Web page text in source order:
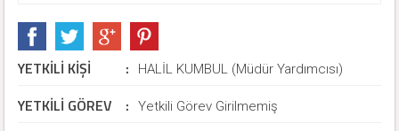
YETKİLİ KİŞİ : HALİL KUMBUL (Müdür Yardımcısı)
YETKİLİ GÖREV : Yetkili Görev Girilmemiş